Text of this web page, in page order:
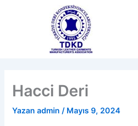
Hacci Deri
Yazan admin / Mayıs 9, 2024